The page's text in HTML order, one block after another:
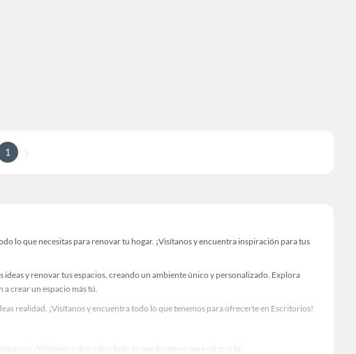
1
lo que necesitas para renovar tu hogar. ¡Visítanos y encuentra inspiración para tus
y renovar tus espacios, creando un ambiente único y personalizado. Explora
crear un espacio más tú.
realidad. ¡Visítanos y encuentra todo lo que tenemos para ofrecerte en Escritorios!
¡Visítanos y descubre todo lo que tenemos para ofrecerte!